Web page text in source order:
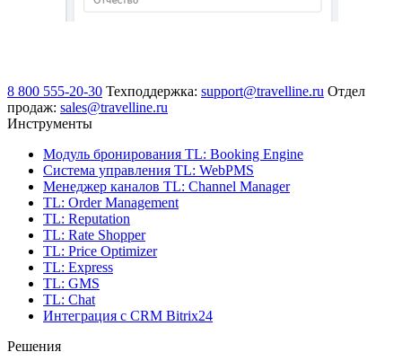
8 800 555-20-30 Техподдержка: support@travelline.ru Отдел
продаж: sales@travelline.ru
Инструменты
Модуль бронирования TL: Booking Engine
Система управления TL: WebPMS
Менеджер каналов TL: Channel Manager
TL: Order Management
TL: Reputation
TL: Rate Shopper
TL: Price Optimizer
TL: Express
TL: GMS
TL: Chat
Интеграция с CRM Bitrix24
Решения